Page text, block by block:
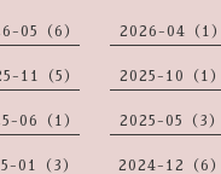
05（6） 2026-04（1）
11（5） 2025-10（1）
06（1） 2025-05（3）
01（3） 2024-12（6）